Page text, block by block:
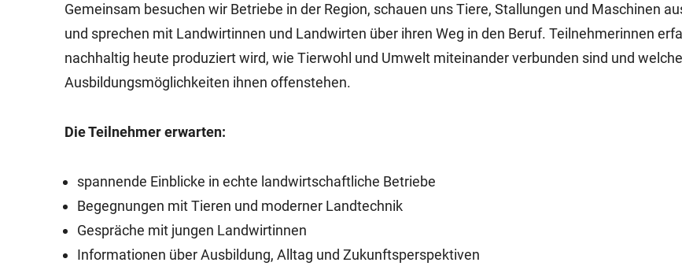
Gemeinsam besuchen wir Betriebe in der Region, schauen uns Tiere, Stallungen und Maschinen
und sprechen mit Landwirtinnen und Landwirten über ihren Weg in den Beruf. Teilnehmerinnen
nachhaltig heute produziert wird, wie Tierwohl und Umwelt miteinander verbunden sind und welche
Ausbildungsmöglichkeiten ihnen offenstehen.
Die Teilnehmer erwarten:
spannende Einblicke in echte landwirtschaftliche Betriebe
Begegnungen mit Tieren und moderner Landtechnik
Gespräche mit jungen Landwirtinnen
Informationen über Ausbildung, Alltag und Zukunftsperspektiven